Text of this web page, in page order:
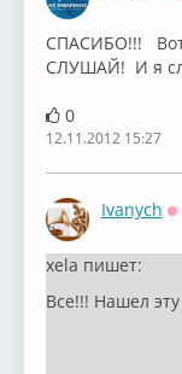
СПАСИБО!!! Вот
СЛУШАЙ! И я
0
12.11.2012 15:27
Ivanych
xela пишет:
Все!!! Нашел